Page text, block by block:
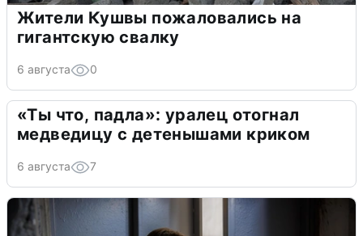
Жители Кушвы пожаловались на
гигантскую свалку
6 августа 0
«Ты что, падла»: уралец отогнал
медведицу с детенышами криком
6 августа 7